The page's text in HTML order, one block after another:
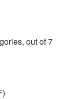
out of 7